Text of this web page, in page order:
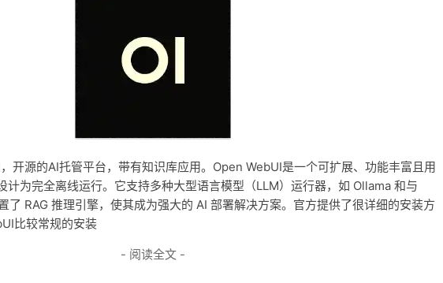
开源的AI托管平台，带有知识库应用。Open WebUI是一个可扩展、功能丰富且用
计为完全离线运行。它支持多种大型语言模型（LLM）运行器，如 Ollama 和与
了 RAG 推理引擎，使其成为强大的 AI 部署解决方案。官方提供了很详细的安装方
比较常规的安装
- 阅读全文 -